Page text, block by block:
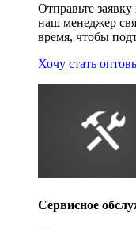
Отправьте
наш менеджер
время, чтобы
Хочу стать
Сервисное